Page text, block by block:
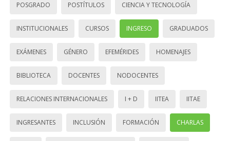
POSGRADO POSTÍTULOS CIENCIA Y TECNOLOGÍA
INSTITUCIONALES CURSOS INGRESO GRADUADOS
EXÁMENES GÉNERO EFEMÉRIDES HOMENAJES
BIBLIOTECA DOCENTES NODOCENTES
RELACIONES INTERNACIONALES I + D IITEA IITAE
INGRESANTES INCLUSIÓN FORMACIÓN CHARLAS